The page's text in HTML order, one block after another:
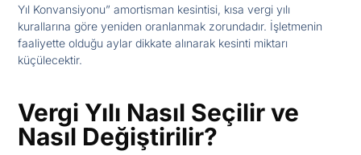
Yıl Konvansiyonu” amortisman kesintisi, kısa vergi yılı
kurallarına göre yeniden oranlanmak zorundadır. İşletmenin
faaliyette olduğu aylar dikkate alınarak kesinti miktarı
küçülecektir.
Vergi Yılı Nasıl Seçilir ve
Nasıl Değiştirilir?